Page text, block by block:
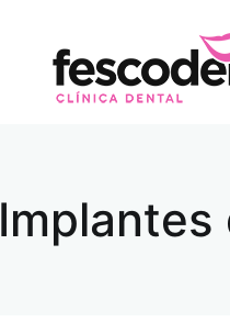
Implantes